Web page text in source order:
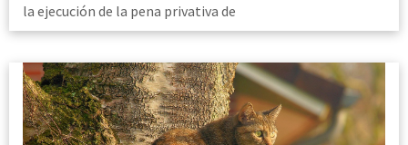
la ejecución de la pena privativa de